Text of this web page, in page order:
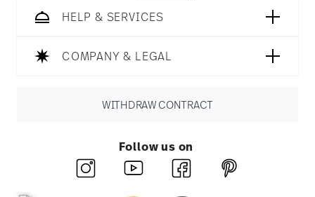
HELP & SERVICES
COMPANY & LEGAL
WITHDRAW CONTRACT
Follow us on